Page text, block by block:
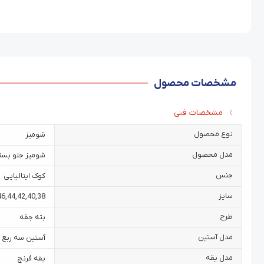
مشخصات محصول
مشخصات فنی
نوع محصول شومیز
مدل محصول شومیز جلو
جنس کوک ایتالیایی
سایز 38
,
40
,
42
,
44
,
طرح بته جقه
مدل آستین آستین سه ربع
مدل یقه یقه فرنچ